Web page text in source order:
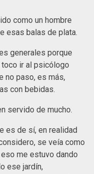
como un hombre
esas balas de plata.
generales porque
ir al psicólogo
no paso, es más,
con bebidas.
servido de mucho.
es de sí, en realidad
se veía como
me estuvo dando
ese jardín,